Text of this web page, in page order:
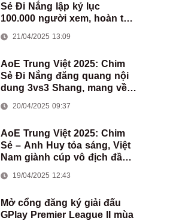
Sẻ Đi Nắng lập kỷ lục
100.000 người xem, hoàn tất
Việt Nam
21/04/2025 13:09
AoE Trung Việt 2025: Chim
Sẻ Đi Nắng đăng quang nội
dung 3vs3 Shang, mang về
đoàn AoE Việt Nam
20/04/2025 09:37
AoE Trung Việt 2025: Chim
Sẻ – Anh Huy tỏa sáng, Việt
Nam giành cúp vô địch đầu
19/04/2025 12:43
Mở cổng đăng ký giải đấu
GPlay Premier League II mùa